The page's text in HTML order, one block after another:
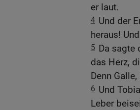
er laut.
4 Und der
heraus!
5 Da sagte
das Herz,
Denn
6 Und
Leber